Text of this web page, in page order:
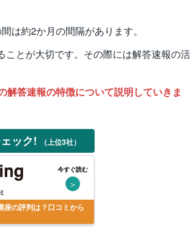
は約2か月の間隔があります。
とが大切です。その際には解答速報の活
解答速報の特徴について説明していきま
ック! （上位3社）
今すぐ読む
＞
座の評判は？口コミから